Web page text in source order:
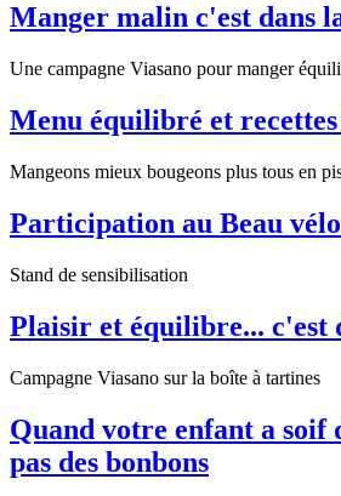
Manger malin c'est dans
Une campagne Viasano pour manger
Menu équilibré et
Mangeons mieux bougeons plus tous en
Participation au Beau
Stand de sensibilisation
Plaisir et équilibre... c'est
Campagne Viasano sur la boîte à tartines
Quand votre enfant a soif
pas des bonbons